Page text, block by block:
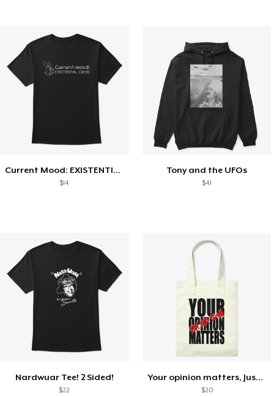
Current Mood: EXISTENTIAL CRISIS
$14
Tony and the UFOs
$41
Nardwuar Tee! 2 Sided!
$22
Your opinion matters, Just not to me!
$20